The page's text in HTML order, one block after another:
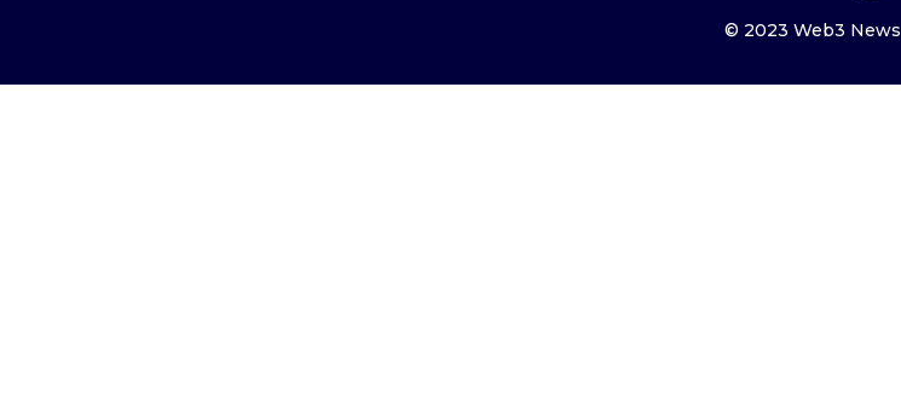
© 2023 Web3 News